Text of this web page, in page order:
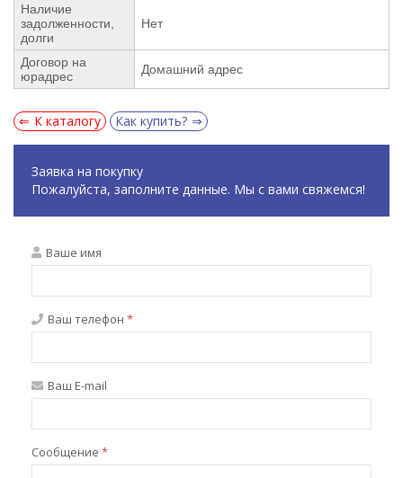
Наличие
задолженности,
долги
Нет
Договор на
юрадрес
Домашний адрес
К каталогу Как купить?
Заявка на покупку
Пожалуйста, заполните данные. Мы с вами свяжемся!
Ваше имя
Ваш телефон *
Ваш E-mail
Сообщение *